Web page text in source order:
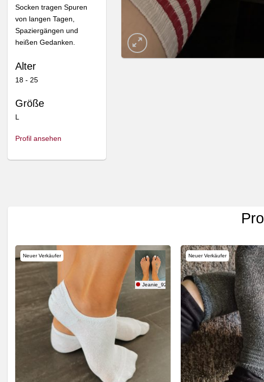
Socken tragen Spuren
von langen Tagen,
Spaziergängen und
heißen Gedanken.
Alter
18 - 25
Größe
L
Profil ansehen
Neuer Verkäufer
Jeanie_92
Neuer Verkäufer